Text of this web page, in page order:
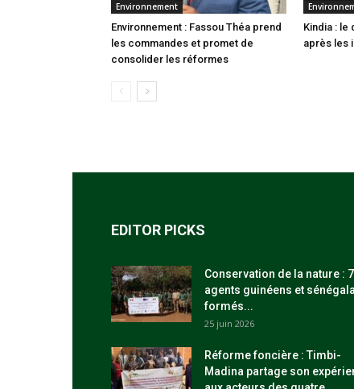
Environnement
Environnement : Fassou Théa prend
les commandes et promet de
consolider les réformes
Kindia :
après les
EDITOR PICKS
Conservation de la nature :
agents guinéens et
formés...
25 juin 2026
Réforme foncière : Timbi-
Madina partage son